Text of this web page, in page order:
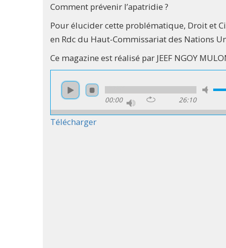
Comment prévenir l’apatridie ?
Pour élucider cette problématique, Droit et
en Rdc du Haut-Commissariat des Nations
Ce magazine est réalisé par JEEF NGOY
00:00 26:10
Télécharger